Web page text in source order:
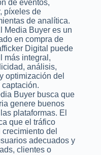
de eventos,
píxeles de
de analítica.
Media Buyer es un
en compra de
Digital puede
más integral,
análisis,
optimización del
Buyer busca que
genere buenos
plataformas. El
que el tráfico
del
adecuados y
clientes o